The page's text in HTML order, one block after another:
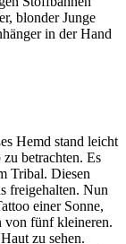
Hemd stand leicht
betrachten. Es
Tribal. Diesen
freigehalten. Nun
einer Sonne,
von fünf kleineren.
zu sehen.